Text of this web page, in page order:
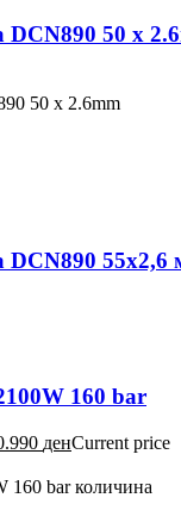
50 x
50 x 2.6mm
DCN890 55х2,6
160 bar
денCurrent price
160 bar количина